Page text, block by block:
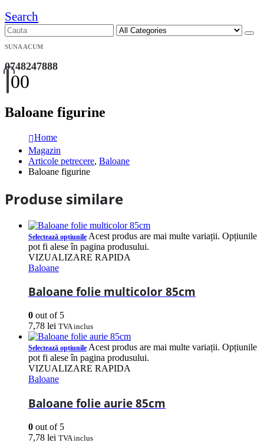
Search
SUNA ACUM
0748247888
00
Baloane figurine
Home
Magazin
Articole petrecere, Baloane
Baloane figurine
Produse similare
Selectează opțiunile Acest produs are mai multe variații. Opțiunile
pot fi alese în pagina produsului.
VIZUALIZARE RAPIDA
Baloane
Baloane folie multicolor 85cm
0 out of 5
7,78 lei TVA inclus
Selectează opțiunile Acest produs are mai multe variații. Opțiunile
pot fi alese în pagina produsului.
VIZUALIZARE RAPIDA
Baloane
Baloane folie aurie 85cm
0 out of 5
7,78 lei TVA inclus